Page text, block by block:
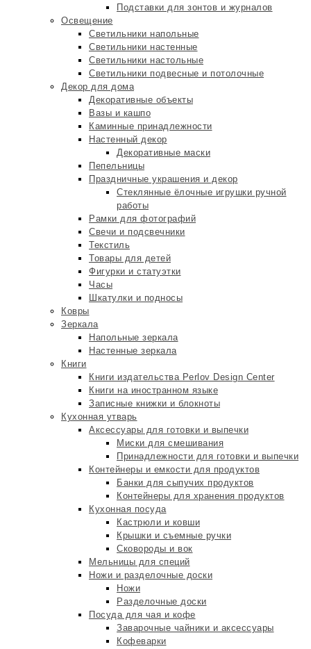
Подставки для зонтов и журналов
Освещение
Светильники напольные
Светильники настенные
Светильники настольные
Светильники подвесные и потолочные
Декор для дома
Декоративные объекты
Вазы и кашпо
Каминные принадлежности
Настенный декор
Декоративные маски
Пепельницы
Праздничные украшения и декор
Стеклянные ёлочные игрушки ручной
работы
Рамки для фотографий
Свечи и подсвечники
Текстиль
Товары для детей
Фигурки и статуэтки
Часы
Шкатулки и подносы
Ковры
Зеркала
Напольные зеркала
Настенные зеркала
Книги
Книги издательства Perlov Design Center
Книги на иностранном языке
Записные книжки и блокноты
Кухонная утварь
Аксессуары для готовки и выпечки
Миски для смешивания
Принадлежности для готовки и выпечки
Контейнеры и емкости для продуктов
Банки для сыпучих продуктов
Контейнеры для хранения продуктов
Кухонная посуда
Кастрюли и ковши
Крышки и съемные ручки
Сковороды и вок
Мельницы для специй
Ножи и разделочные доски
Ножи
Разделочные доски
Посуда для чая и кофе
Заварочные чайники и аксессуары
Кофеварки